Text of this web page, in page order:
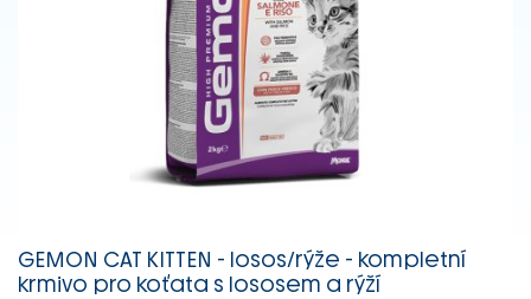
GEMON CAT KITTEN - losos/rýže - kompletní
krmivo pro koťata s lososem a rýží